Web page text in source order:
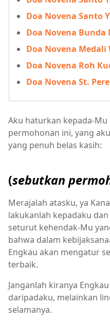
Doa Novena Santo
Doa Novena
Doa Novena Medali
Doa Novena Roh
Doa Novena St.
Aku haturkan kepada-Mu
permohonan ini, yang
yang penuh belas kasih:
(sebutkan
Merajalah atasku, ya
lakukanlah kepadaku
seturut kehendak-Mu
bahwa dalam
Engkau akan mengatur
terbaik.
Janganlah kiranya
daripadaku, melainkan
selamanya.